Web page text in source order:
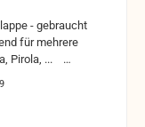
Pirola, ...